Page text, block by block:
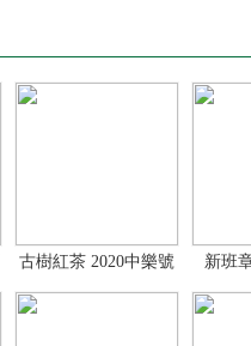
古樹紅茶 2020中樂號
古樹紅茶龍珠
新班